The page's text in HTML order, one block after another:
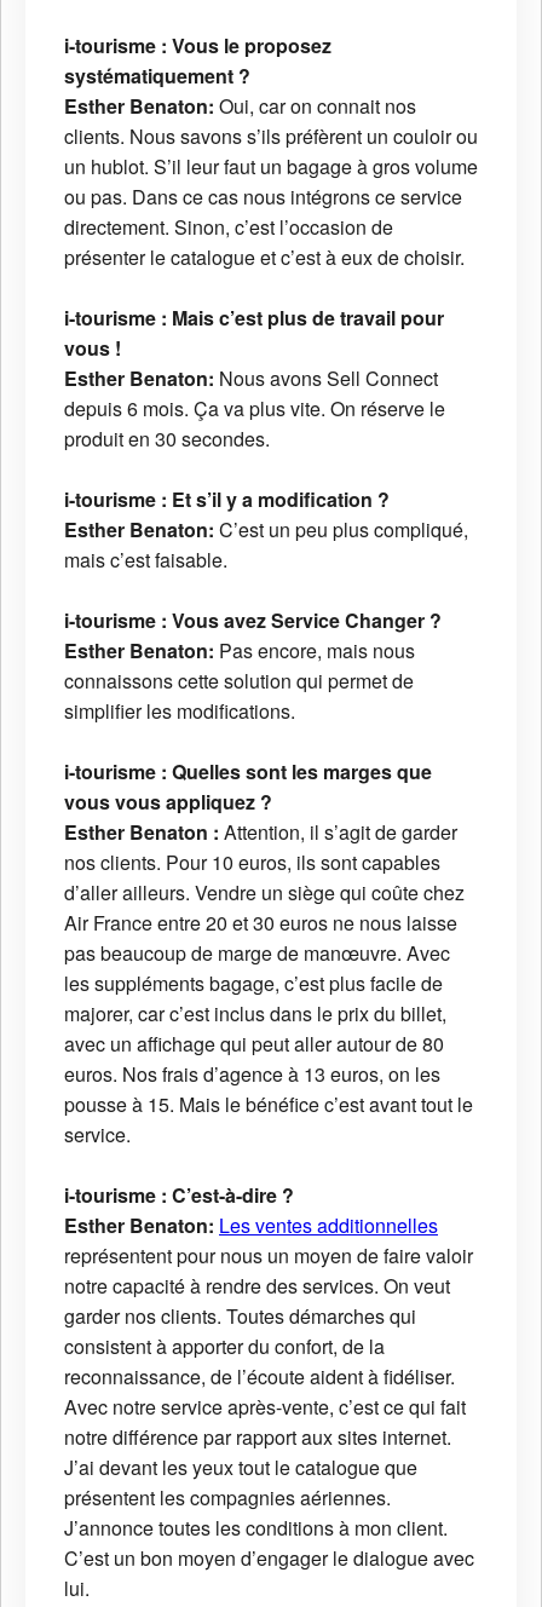
i-tourisme : Vous le proposez
systématiquement ?
Esther Benaton: Oui, car on connait nos
clients. Nous savons s’ils préfèrent un couloir ou
un hublot. S’il leur faut un bagage à gros volume
ou pas. Dans ce cas nous intégrons ce service
directement. Sinon, c’est l’occasion de
présenter le catalogue et c’est à eux de choisir.
i-tourisme : Mais c’est plus de travail pour
vous !
Esther Benaton: Nous avons Sell Connect
depuis 6 mois. Ça va plus vite. On réserve le
produit en 30 secondes.
i-tourisme : Et s’il y a modification ?
Esther Benaton: C’est un peu plus compliqué,
mais c’est faisable.
i-tourisme : Vous avez Service Changer ?
Esther Benaton: Pas encore, mais nous
connaissons cette solution qui permet de
simplifier les modifications.
i-tourisme : Quelles sont les marges que
vous vous appliquez ?
Esther Benaton : Attention, il s’agit de garder
nos clients. Pour 10 euros, ils sont capables
d’aller ailleurs. Vendre un siège qui coûte chez
Air France entre 20 et 30 euros ne nous laisse
pas beaucoup de marge de manœuvre. Avec
les suppléments bagage, c’est plus facile de
majorer, car c’est inclus dans le prix du billet,
avec un affichage qui peut aller autour de 80
euros. Nos frais d’agence à 13 euros, on les
pousse à 15. Mais le bénéfice c’est avant tout le
service.
i-tourisme : C’est-à-dire ?
Esther Benaton: Les ventes additionnelles
représentent pour nous un moyen de faire valoir
notre capacité à rendre des services. On veut
garder nos clients. Toutes démarches qui
consistent à apporter du confort, de la
reconnaissance, de l’écoute aident à fidéliser.
Avec notre service après-vente, c’est ce qui fait
notre différence par rapport aux sites internet.
J’ai devant les yeux tout le catalogue que
présentent les compagnies aériennes.
J’annonce toutes les conditions à mon client.
C’est un bon moyen d’engager le dialogue avec
lui.